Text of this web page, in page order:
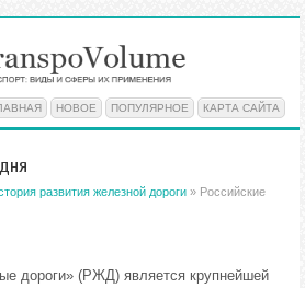
НОВОЕ ПОПУЛЯРНОЕ КАРТА САЙТА
развития железной дороги » Российские
дороги» (РЖД) является крупнейшей